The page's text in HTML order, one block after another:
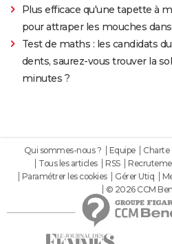
Plus efficace qu'une tapette à
pour attraper les mouches
Test de maths : les candidats
dents, saurez-vous trouver la
minutes ?
Qui sommes-nous ? Equipe Charte
Tous les articles
RSS
Paramétrer les cookies
Gérer Utiq
© 2026 CCM